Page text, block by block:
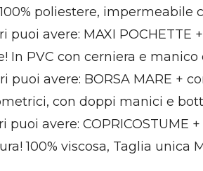
poliestere, impermeabile
puoi avere: MAXI
In PVC con cerniera e manico
puoi avere: BORSA MARE +
con doppi manici e
puoi avere:
100% viscosa, Taglia unica